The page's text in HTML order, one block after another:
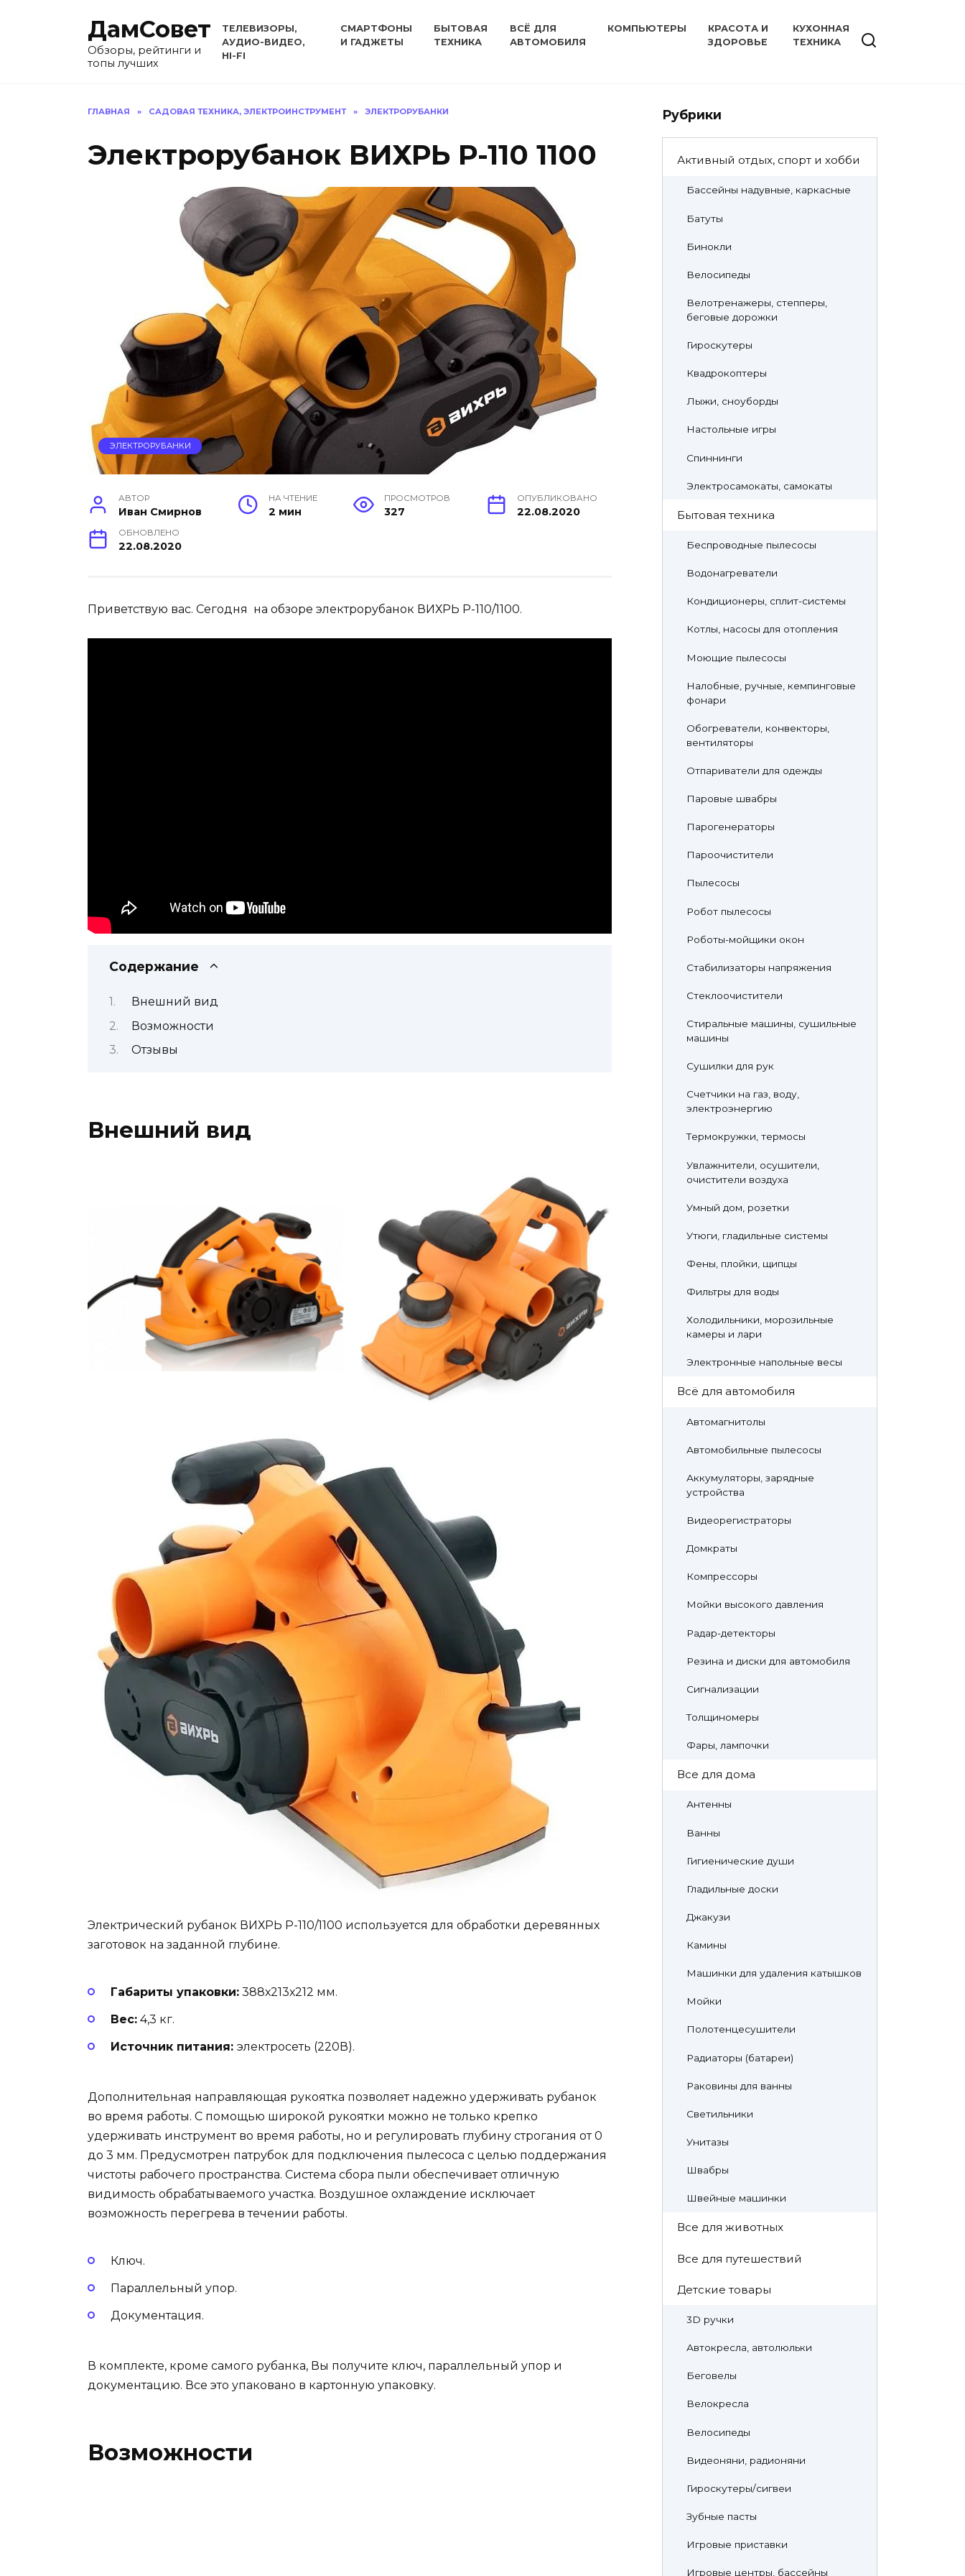
ДамСовет
Обзоры, рейтинги и
топы лучших
ТЕЛЕВИЗОРЫ,
АУДИО-ВИДЕО,
HI-FI
СМАРТФОНЫ
И ГАДЖЕТЫ
БЫТОВАЯ
ТЕХНИКА
ВСЁ ДЛЯ
АВТОМОБИЛЯ
КОМПЬЮТЕРЫ
КРАСОТА И
ЗДОРОВЬЕ
КУХОННАЯ
ТЕХНИКА
ГЛАВНАЯ » САДОВАЯ ТЕХНИКА, ЭЛЕКТРОИНСТРУМЕНТ » ЭЛЕКТРОРУБАНКИ
Электрорубанок ВИХРЬ Р-110 1100
ЭЛЕКТРОРУБАНКИ
АВТОР
Иван Смирнов
НА ЧТЕНИЕ
2 мин
ПРОСМОТРОВ
327
ОПУБЛИКОВАНО
22.08.2020
ОБНОВЛЕНО
22.08.2020
Приветствую вас. Сегодня на обзоре электрорубанок ВИХРЬ Р-110/1100.
Содержание
Внешний вид
Возможности
Отзывы
Внешний вид
Электрический рубанок ВИХРЬ Р-110/1100 используется для обработки деревянных
заготовок на заданной глубине.
Габариты упаковки: 388х213х212 мм.
Вес: 4,3 кг.
Источник питания: электросеть (220В).
Дополнительная направляющая рукоятка позволяет надежно удерживать рубанок
во время работы. С помощью широкой рукоятки можно не только крепко
удерживать инструмент во время работы, но и регулировать глубину строгания от 0
до 3 мм. Предусмотрен патрубок для подключения пылесоса с целью поддержания
чистоты рабочего пространства. Система сбора пыли обеспечивает отличную
видимость обрабатываемого участка. Воздушное охлаждение исключает
возможность перегрева в течении работы.
Ключ.
Параллельный упор.
Документация.
В комплекте, кроме самого рубанка, Вы получите ключ, параллельный упор и
документацию. Все это упаковано в картонную упаковку.
Возможности
Рубрики
Активный отдых, спорт и хобби
Бассейны надувные, каркасные
Батуты
Бинокли
Велосипеды
Велотренажеры, степперы,
беговые дорожки
Гироскутеры
Квадрокоптеры
Лыжи, сноуборды
Настольные игры
Спиннинги
Электросамокаты, самокаты
Бытовая техника
Беспроводные пылесосы
Водонагреватели
Кондиционеры, сплит-системы
Котлы, насосы для отопления
Моющие пылесосы
Налобные, ручные, кемпинговые
фонари
Обогреватели, конвекторы,
вентиляторы
Отпариватели для одежды
Паровые швабры
Парогенераторы
Пароочистители
Пылесосы
Робот пылесосы
Роботы-мойщики окон
Стабилизаторы напряжения
Стеклоочистители
Стиральные машины, сушильные
машины
Сушилки для рук
Счетчики на газ, воду,
электроэнергию
Термокружки, термосы
Увлажнители, осушители,
очистители воздуха
Умный дом, розетки
Утюги, гладильные системы
Фены, плойки, щипцы
Фильтры для воды
Холодильники, морозильные
камеры и лари
Электронные напольные весы
Всё для автомобиля
Автомагнитолы
Автомобильные пылесосы
Аккумуляторы, зарядные
устройства
Видеорегистраторы
Домкраты
Компрессоры
Мойки высокого давления
Радар-детекторы
Резина и диски для автомобиля
Сигнализации
Толщиномеры
Фары, лампочки
Все для дома
Антенны
Ванны
Гигиенические души
Гладильные доски
Джакузи
Камины
Машинки для удаления катышков
Мойки
Полотенцесушители
Радиаторы (батареи)
Раковины для ванны
Светильники
Унитазы
Швабры
Швейные машинки
Все для животных
Все для путешествий
Детские товары
3D ручки
Автокресла, автолюльки
Беговелы
Велокресла
Велосипеды
Видеоняни, радионяни
Гироскутеры/сигвеи
Зубные пасты
Игровые приставки
Игровые центры, бассейны